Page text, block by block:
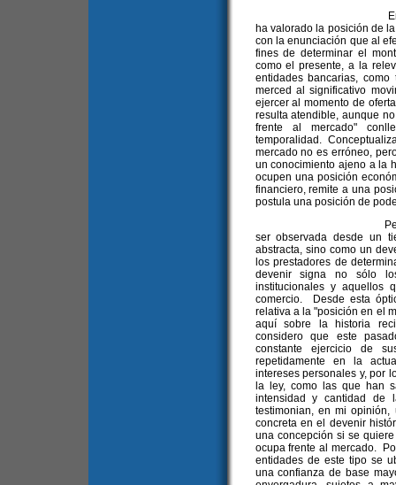
En segundo
ha valorado la posición de
con la enunciación que al
fines de determinar el
como el presente, a la
entidades bancarias,
merced al significativo
ejercer al momento de
resulta atendible, aunque
frente al mercado"
temporalidad.
mercado no es erróneo,
un conocimiento ajeno a la
ocupen una posición
financiero, remite a una
postula una posición de
Pero la posición
ser observada desde un
abstracta, sino como un
los prestadores de
devenir signa no sólo
institucionales y aquellos
comercio. Desde esta
relativa a la "posición en el
aquí sobre la historia
considero que este
constante ejercicio de
repetidamente en la
intereses personales y, por
la ley, como las que han
intensidad y cantidad de
testimonian, en mi
concreta en el devenir
una concepción si se
ocupa frente al mercado.
entidades de este tipo se
una confianza de base